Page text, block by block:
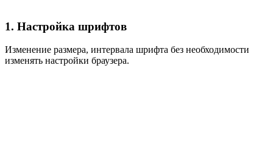
1. Настройка шрифтов
Изменение размера, интервала шрифта без необходимости
изменять настройки браузера.